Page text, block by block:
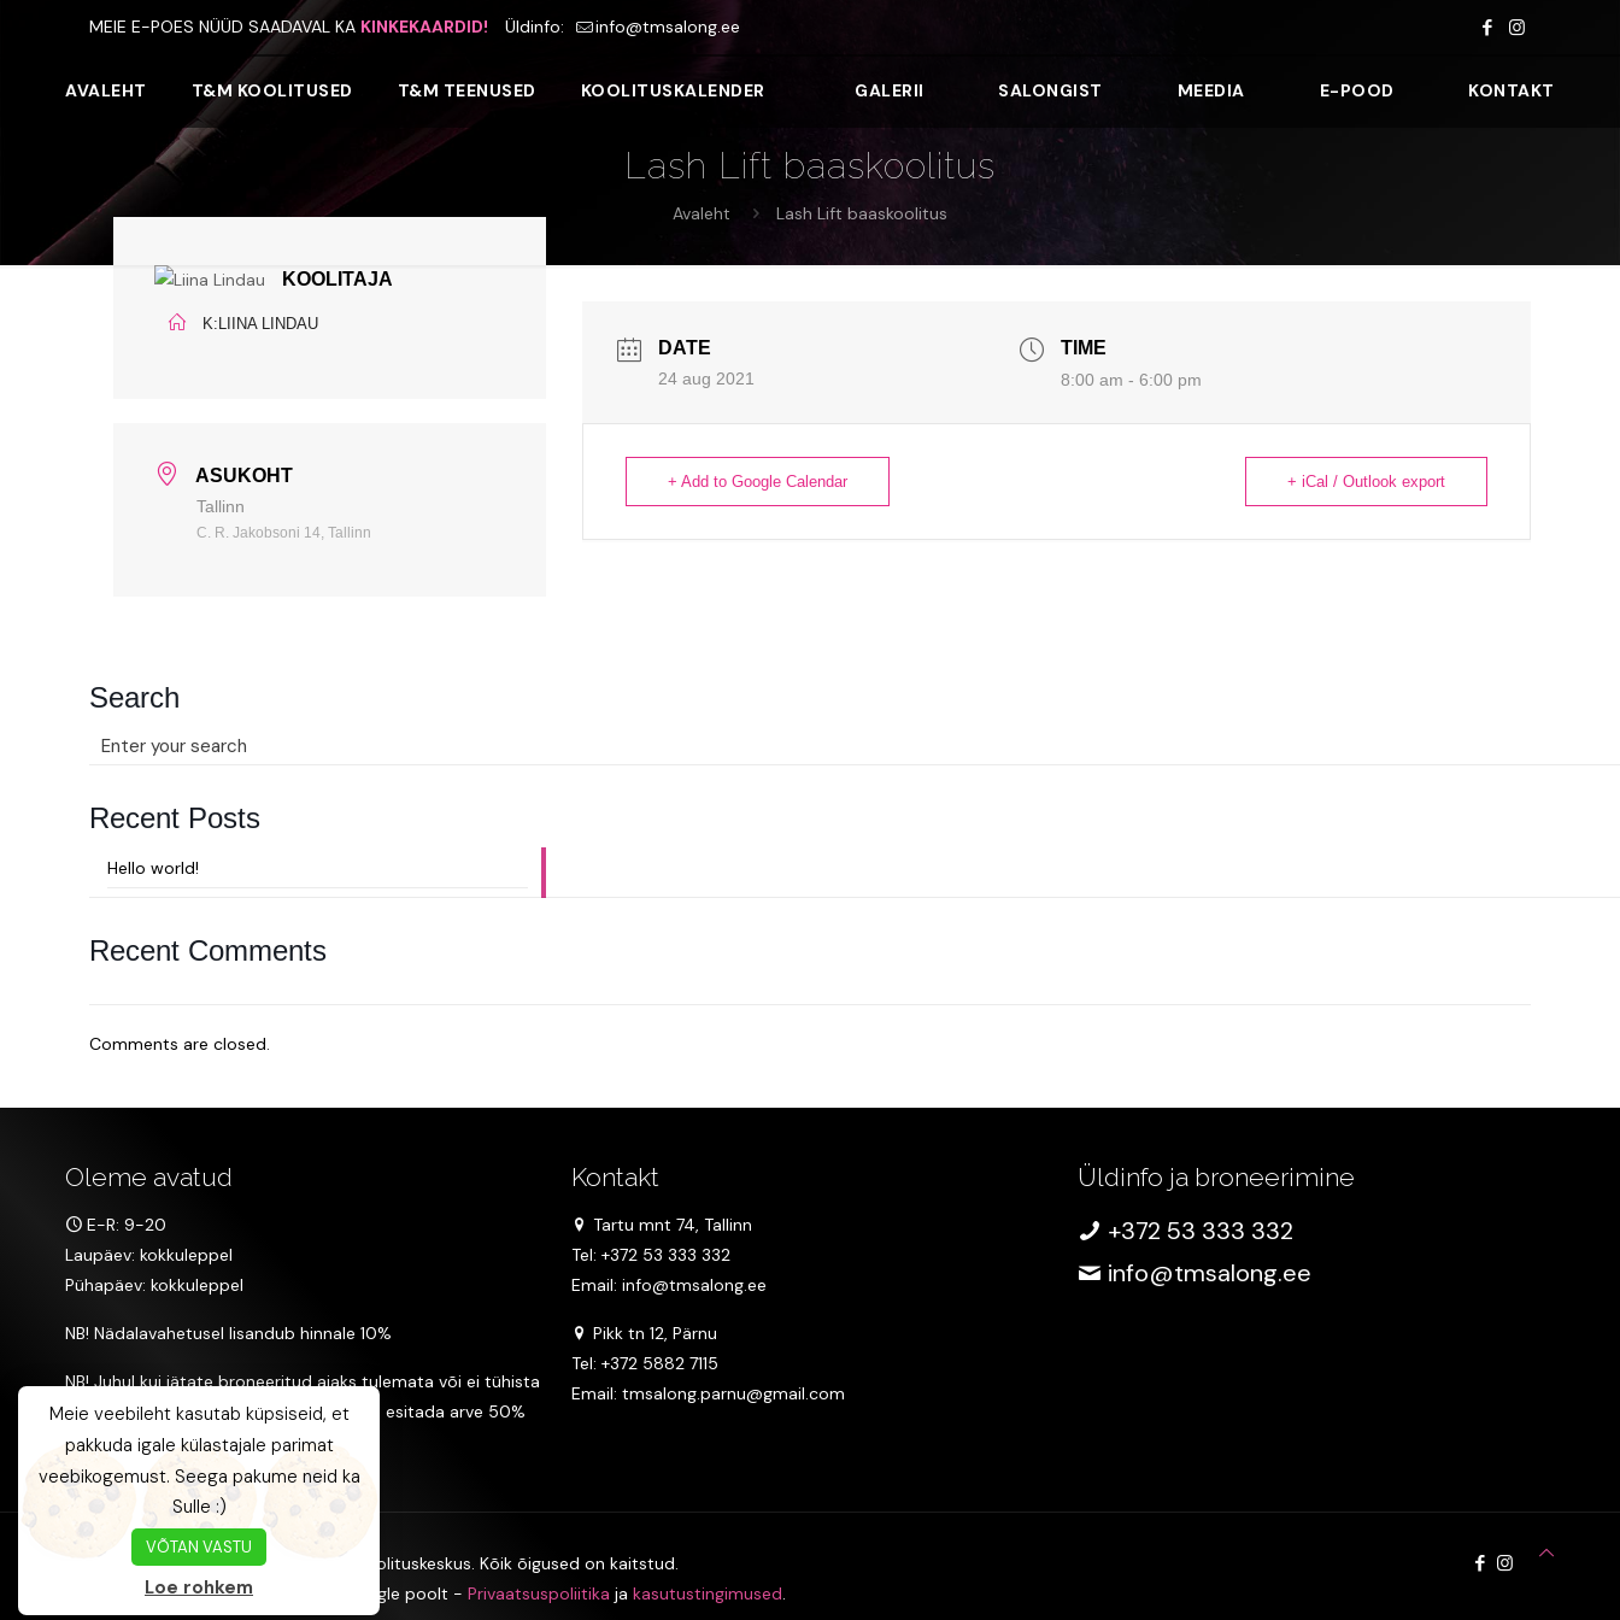
MEIE E-POES NÜÜD SAADAVAL KA KINKEKAARDID! Üldinfo: info@tmsalong.ee
AVALEHT T&M KOOLITUSED T&M TEENUSED KOOLITUSKALENDER GALERII SALONGIST MEEDIA E-POOD KONTAKT
Lash Lift baaskoolitus
Avaleht Lash Lift baaskoolitus
KOOLITAJA
K:LIINA LINDAU
ASUKOHT
Tallinn
C. R. Jakobsoni 14, Tallinn
Search
Recent Posts
Hello world!
Recent Comments
DATE
24 aug 2021
TIME
8:00 am - 6:00 pm
+ Add to Google Calendar + iCal / Outlook export
Comments are closed.
Oleme avatud
E-R: 9-20
Laupäev: kokkuleppel
Pühapäev: kokkuleppel
NB! Nädalavahetusel lisandub hinnale 10%
NB! Juhul kui jätate broneeritud ajaks tulemata või ei tühista
aega enne 24h, on T&M Ilusalongil õigus esitada arve 50%
broneeritud teenuse maksumusest.
Kontakt
Tartu mnt 74, Tallinn
Tel: +372 53 333 332
Email: info@tmsalong.ee
Pikk tn 12, Pärnu
Tel: +372 5882 7115
Email: tmsalong.parnu@gmail.com
Üldinfo ja broneerimine
+372 53 333 332
info@tmsalong.ee
© 2005 - 2024 T&M Ilusalong, T&M Koolituskeskus. Kõik õigused on kaitstud.
See sait on kaitstud reCAPTCHA ja Google poolt - Privaatsuspoliitika ja kasutustingimused.
Meie veebileht kasutab küpsiseid, et
pakkuda igale külastajale parimat
veebikogemust. Seega pakume neid ka
Sulle :)
VÕTAN VASTU
Loe rohkem